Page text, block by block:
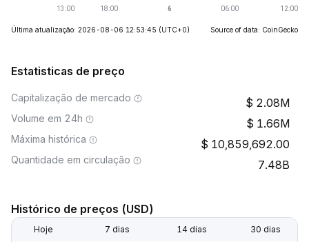
Última atualização: 2026-08-06 12:53:45 (UTC+0) Source of data: CoinGecko
Estatisticas de preço
Capitalização de mercado 2.08M
Volume em 24h 1.66M
Máxima histórica 10,859,692.00
Quantidade em circulação 7.48B
Histórico de preços (USD)
Hoje 7 dias 14 dias 30 dias